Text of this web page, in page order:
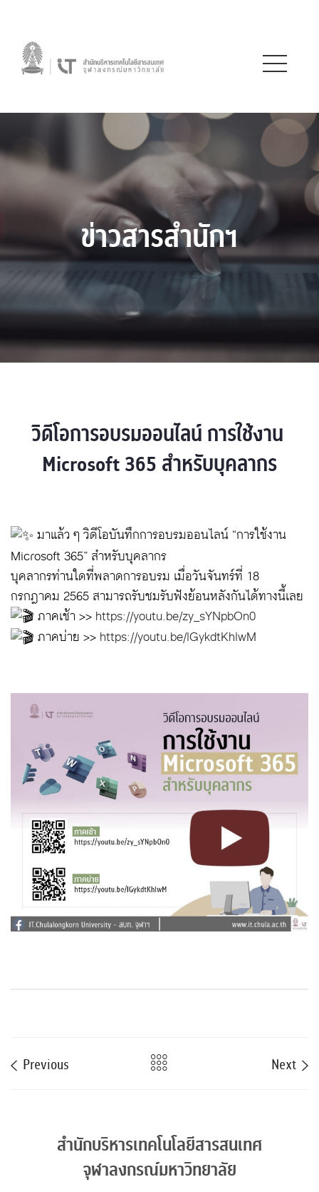
ข่าวสารสำนักฯ
วิดีโอการอบรมออนไลน์ การใช้งาน
Microsoft 365 สำหรับบุคลากร
มาแล้ว ๆ วิดีโอบันทึกการอบรมออนไลน์ “การใช้งาน
Microsoft 365” สำหรับบุคลากร
บุคลากรท่านใดที่พลาดการอบรม เมื่อวันจันทร์ที่ 18
กรกฎาคม 2565 สามารถรับชมรับฟังย้อนหลังกันได้ทางนี้เลย
ภาคเช้า >>https://youtu.be/zy_sYNpbOn0
ภาคบ่าย >>https://youtu.be/lGykdtKhlwM
Previous Next
สำนักบริหารเทคโนโลยีสารสนเทศ
จุฬาลงกรณ์มหาวิทยาลัย